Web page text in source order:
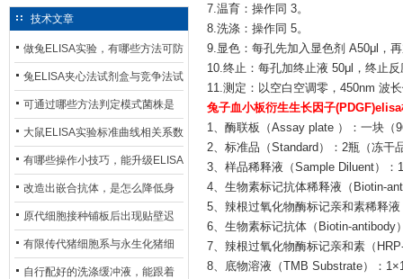
技术文章
做兔ELISA实验，有哪些方法可防
止平台效应发生？
兔ELISA夹心法试剂盒与竞争法试
剂盒，适用检测场景存在哪些差
异？
可通过哪些方法判定模式菌株是
否存在杂菌污染？
大鼠ELISA实验标准曲线相关系数
偏低，可从哪些维度开展问题排
查？
有哪些操作小技巧，能升级ELISA
的LOD与LOQ性能？
改造出嵌合抗体，是怎么降低身
体生成抗鼠抗体（HAMA）的？
原代细胞接种铺板后出现贴壁迟
缓、悬浮细胞数量偏多的现象的
主要诱因
有限传代猪细胞系与永生化猪细
胞系，二者在增殖存活周期上有
自行配好的洗涤缓冲液，能跟着
7.温育：操作同 3。
8.洗涤：操作同 5。
9.显色：每孔先加入显色剂 A50μl，
10.终止：每孔加终止液 50μl，终止
11.测定：以空白空调零，450nm 波
兔子血小板衍生生长因子
1、酶联板（Assay plate ）：一块（
2、标准品（Standard）：2瓶（冻干
3、样品稀释液（Sample Diluent）：
4、生物素标记抗体稀释液（Biotin-
5、辣根过氧化物酶标记亲和素稀释
6、生物素标记抗体（Biotin-antibody
7、辣根过氧化物酶标记亲和素（
8、底物溶液（TMB Substrate）：